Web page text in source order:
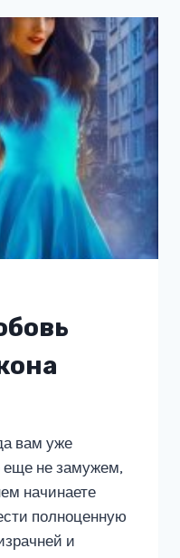
вам уже
еще не замужем,
начинаете
полноценную
и